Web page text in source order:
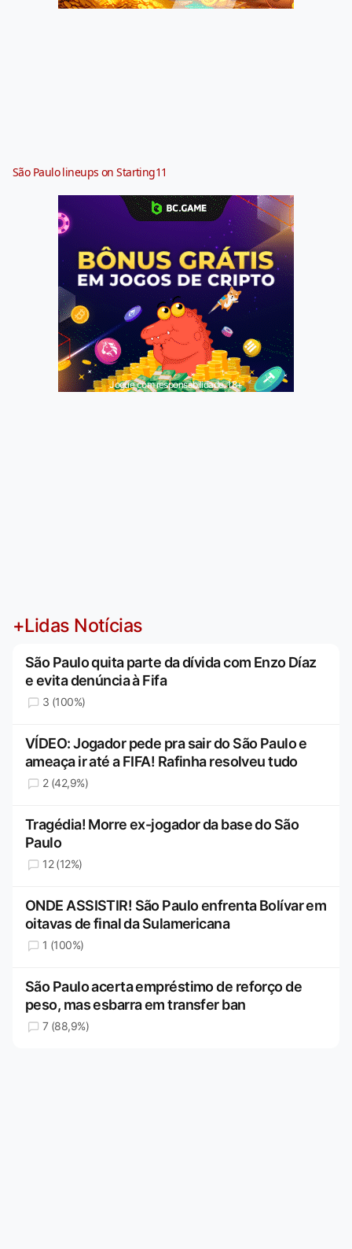
São Paulo lineups on Starting11
Jogue com responsabilidade. 18+
+Lidas Notícias
São Paulo quita parte da dívida com Enzo Díaz
e evita denúncia à Fifa
3 (100%)
VÍDEO: Jogador pede pra sair do São Paulo e
ameaça ir até a FIFA! Rafinha resolveu tudo
2 (42,9%)
Tragédia! Morre ex-jogador da base do São
Paulo
12 (12%)
ONDE ASSISTIR! São Paulo enfrenta Bolívar em
oitavas de final da Sulamericana
1 (100%)
São Paulo acerta empréstimo de reforço de
peso, mas esbarra em transfer ban
7 (88,9%)